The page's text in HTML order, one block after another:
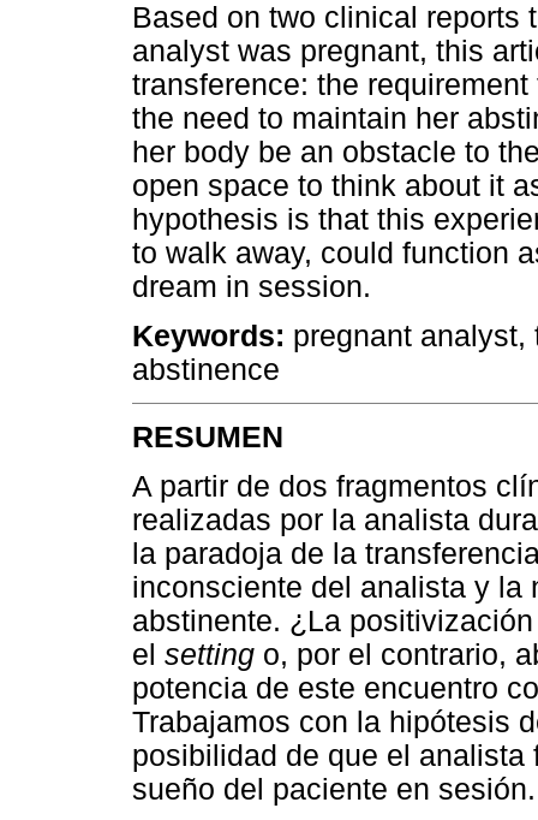
Based on two clinical reports
analyst was pregnant, this
transference: the
the need to maintain her
her body be an obstacle to
open space to think about it
hypothesis is that this
to walk away, could function
dream in session.
Keywords: pregnant analyst,
abstinence
RESUMEN
A partir de dos fragmentos
realizadas por la analista
la paradoja de la
inconsciente del analista y la
abstinente. ¿La
el setting o, por el contrario,
potencia de este encuentro
Trabajamos con la hipótesis
posibilidad de que el
sueño del paciente en sesión.